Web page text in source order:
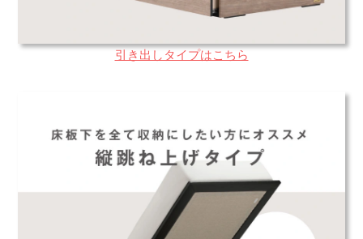
引き出しタイプはこちら